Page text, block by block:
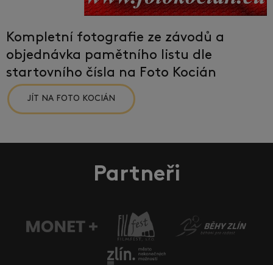
Kompletní fotografie ze závodů a
objednávka pamětního listu dle
startovního čísla na Foto Kocián
JÍT NA FOTO KOCIÁN
Partneři